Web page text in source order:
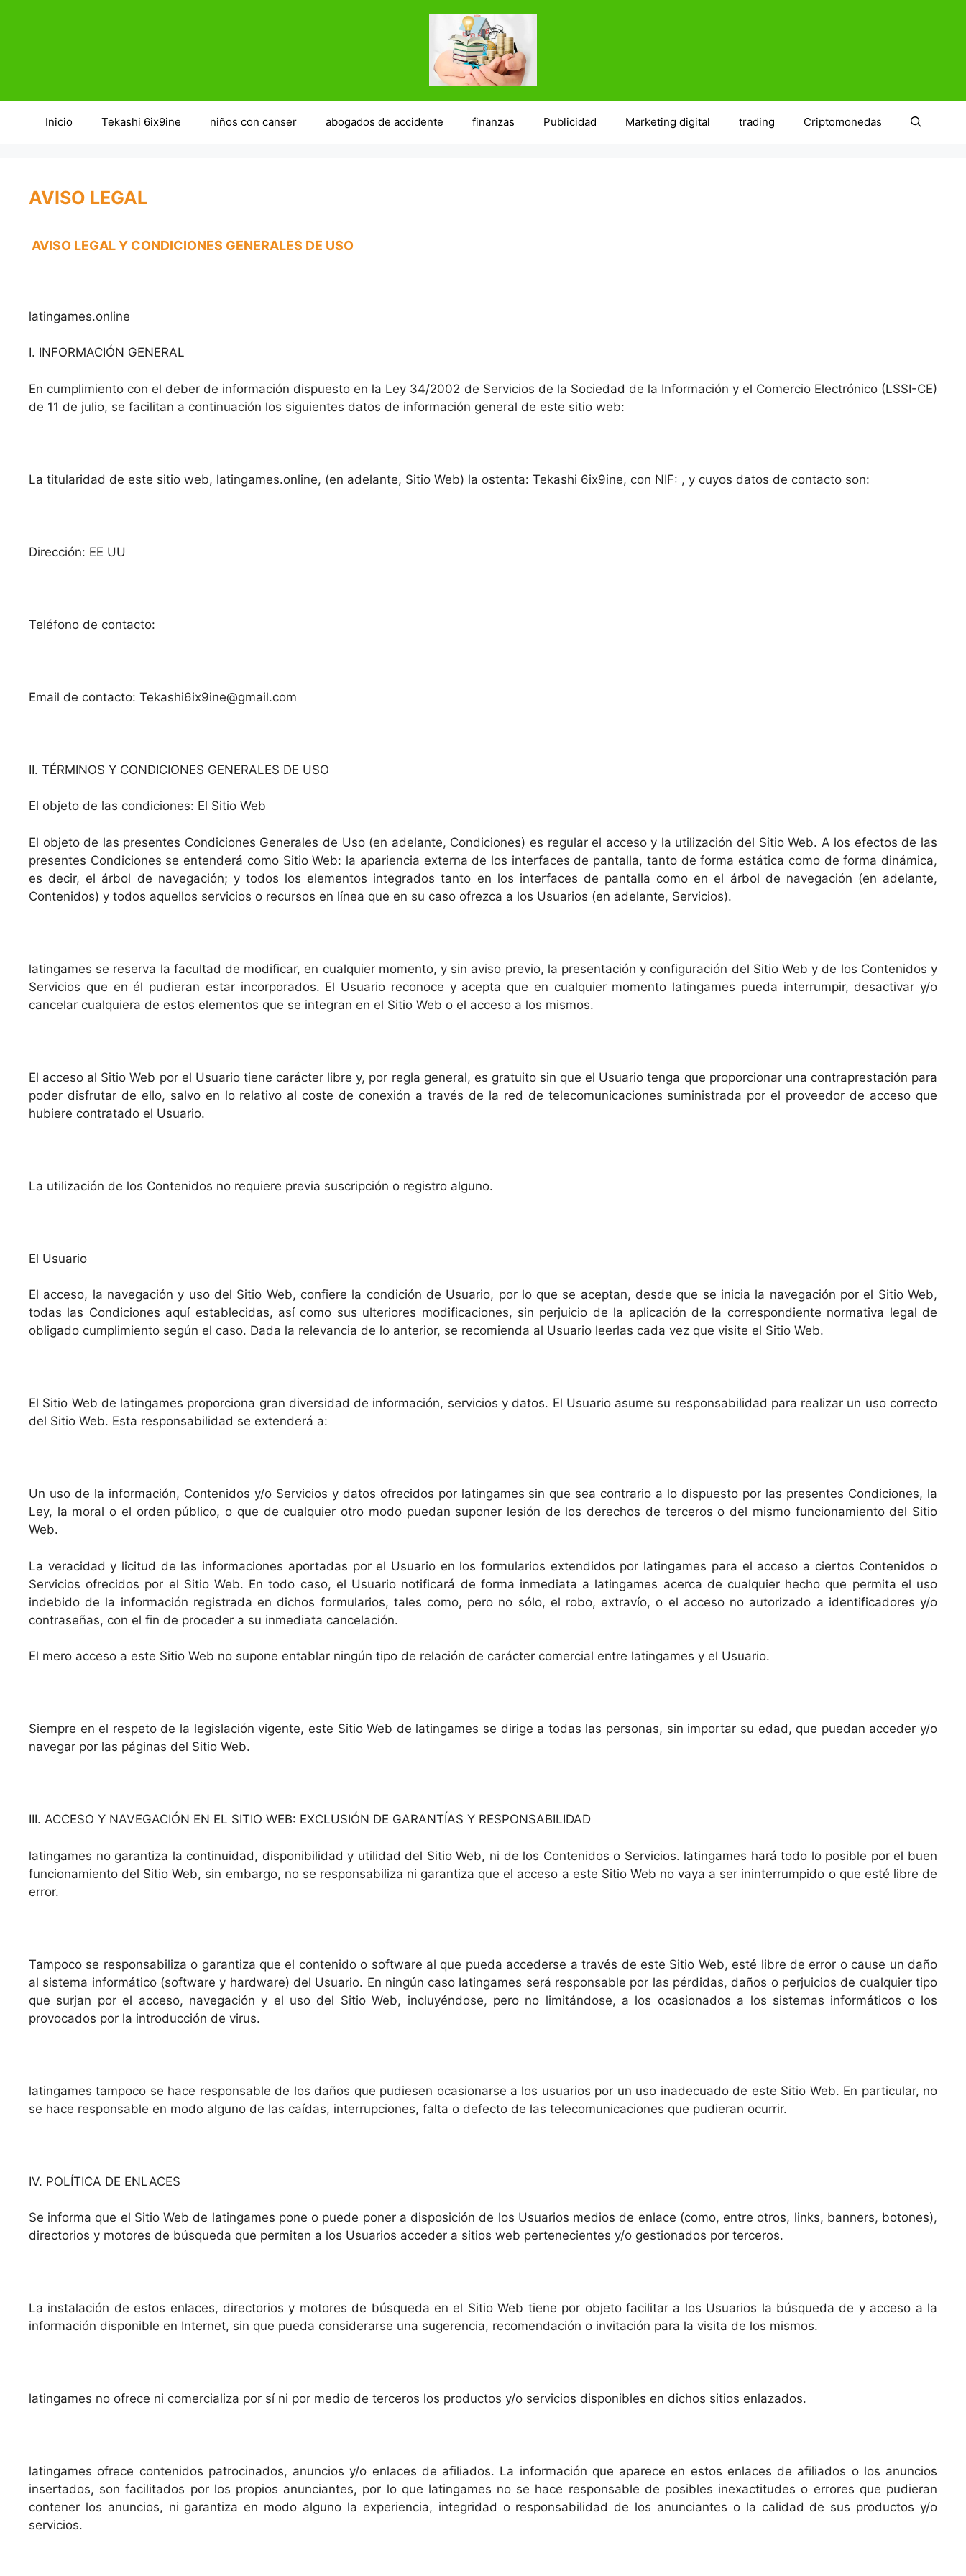
Inicio Tekashi 6ix9ine niños con canser abogados de accidente finanzas Publicidad Marketing digital trading Criptomonedas
AVISO LEGAL
AVISO LEGAL Y CONDICIONES GENERALES DE USO
latingames.online
I. INFORMACIÓN GENERAL
En cumplimiento con el deber de información dispuesto en la Ley 34/2002 de Servicios de la Sociedad de la Información y el Comercio Electrónico (LSSI-CE)
de 11 de julio, se facilitan a continuación los siguientes datos de información general de este sitio web:
La titularidad de este sitio web, latingames.online, (en adelante, Sitio Web) la ostenta: Tekashi 6ix9ine, con NIF: , y cuyos datos de contacto son:
Dirección: EE UU
Teléfono de contacto:
Email de contacto: Tekashi6ix9ine@gmail.com
II. TÉRMINOS Y CONDICIONES GENERALES DE USO
El objeto de las condiciones: El Sitio Web
El objeto de las presentes Condiciones Generales de Uso (en adelante, Condiciones) es regular el acceso y la utilización del Sitio Web. A los efectos de las
presentes Condiciones se entenderá como Sitio Web: la apariencia externa de los interfaces de pantalla, tanto de forma estática como de forma dinámica,
es decir, el árbol de navegación; y todos los elementos integrados tanto en los interfaces de pantalla como en el árbol de navegación (en adelante,
Contenidos) y todos aquellos servicios o recursos en línea que en su caso ofrezca a los Usuarios (en adelante, Servicios).
latingames se reserva la facultad de modificar, en cualquier momento, y sin aviso previo, la presentación y configuración del Sitio Web y de los Contenidos y
Servicios que en él pudieran estar incorporados. El Usuario reconoce y acepta que en cualquier momento latingames pueda interrumpir, desactivar y/o
cancelar cualquiera de estos elementos que se integran en el Sitio Web o el acceso a los mismos.
El acceso al Sitio Web por el Usuario tiene carácter libre y, por regla general, es gratuito sin que el Usuario tenga que proporcionar una contraprestación para
poder disfrutar de ello, salvo en lo relativo al coste de conexión a través de la red de telecomunicaciones suministrada por el proveedor de acceso que
hubiere contratado el Usuario.
La utilización de los Contenidos no requiere previa suscripción o registro alguno.
El Usuario
El acceso, la navegación y uso del Sitio Web, confiere la condición de Usuario, por lo que se aceptan, desde que se inicia la navegación por el Sitio Web,
todas las Condiciones aquí establecidas, así como sus ulteriores modificaciones, sin perjuicio de la aplicación de la correspondiente normativa legal de
obligado cumplimiento según el caso. Dada la relevancia de lo anterior, se recomienda al Usuario leerlas cada vez que visite el Sitio Web.
El Sitio Web de latingames proporciona gran diversidad de información, servicios y datos. El Usuario asume su responsabilidad para realizar un uso correcto
del Sitio Web. Esta responsabilidad se extenderá a:
Un uso de la información, Contenidos y/o Servicios y datos ofrecidos por latingames sin que sea contrario a lo dispuesto por las presentes Condiciones, la
Ley, la moral o el orden público, o que de cualquier otro modo puedan suponer lesión de los derechos de terceros o del mismo funcionamiento del Sitio
Web.
La veracidad y licitud de las informaciones aportadas por el Usuario en los formularios extendidos por latingames para el acceso a ciertos Contenidos o
Servicios ofrecidos por el Sitio Web. En todo caso, el Usuario notificará de forma inmediata a latingames acerca de cualquier hecho que permita el uso
indebido de la información registrada en dichos formularios, tales como, pero no sólo, el robo, extravío, o el acceso no autorizado a identificadores y/o
contraseñas, con el fin de proceder a su inmediata cancelación.
El mero acceso a este Sitio Web no supone entablar ningún tipo de relación de carácter comercial entre latingames y el Usuario.
Siempre en el respeto de la legislación vigente, este Sitio Web de latingames se dirige a todas las personas, sin importar su edad, que puedan acceder y/o
navegar por las páginas del Sitio Web.
III. ACCESO Y NAVEGACIÓN EN EL SITIO WEB: EXCLUSIÓN DE GARANTÍAS Y RESPONSABILIDAD
latingames no garantiza la continuidad, disponibilidad y utilidad del Sitio Web, ni de los Contenidos o Servicios. latingames hará todo lo posible por el buen
funcionamiento del Sitio Web, sin embargo, no se responsabiliza ni garantiza que el acceso a este Sitio Web no vaya a ser ininterrumpido o que esté libre de
error.
Tampoco se responsabiliza o garantiza que el contenido o software al que pueda accederse a través de este Sitio Web, esté libre de error o cause un daño
al sistema informático (software y hardware) del Usuario. En ningún caso latingames será responsable por las pérdidas, daños o perjuicios de cualquier tipo
que surjan por el acceso, navegación y el uso del Sitio Web, incluyéndose, pero no limitándose, a los ocasionados a los sistemas informáticos o los
provocados por la introducción de virus.
latingames tampoco se hace responsable de los daños que pudiesen ocasionarse a los usuarios por un uso inadecuado de este Sitio Web. En particular, no
se hace responsable en modo alguno de las caídas, interrupciones, falta o defecto de las telecomunicaciones que pudieran ocurrir.
IV. POLÍTICA DE ENLACES
Se informa que el Sitio Web de latingames pone o puede poner a disposición de los Usuarios medios de enlace (como, entre otros, links, banners, botones),
directorios y motores de búsqueda que permiten a los Usuarios acceder a sitios web pertenecientes y/o gestionados por terceros.
La instalación de estos enlaces, directorios y motores de búsqueda en el Sitio Web tiene por objeto facilitar a los Usuarios la búsqueda de y acceso a la
información disponible en Internet, sin que pueda considerarse una sugerencia, recomendación o invitación para la visita de los mismos.
latingames no ofrece ni comercializa por sí ni por medio de terceros los productos y/o servicios disponibles en dichos sitios enlazados.
latingames ofrece contenidos patrocinados, anuncios y/o enlaces de afiliados. La información que aparece en estos enlaces de afiliados o los anuncios
insertados, son facilitados por los propios anunciantes, por lo que latingames no se hace responsable de posibles inexactitudes o errores que pudieran
contener los anuncios, ni garantiza en modo alguno la experiencia, integridad o responsabilidad de los anunciantes o la calidad de sus productos y/o
servicios.